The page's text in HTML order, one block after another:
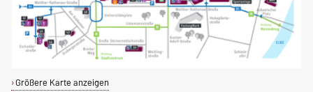
Größere Karte anzeigen